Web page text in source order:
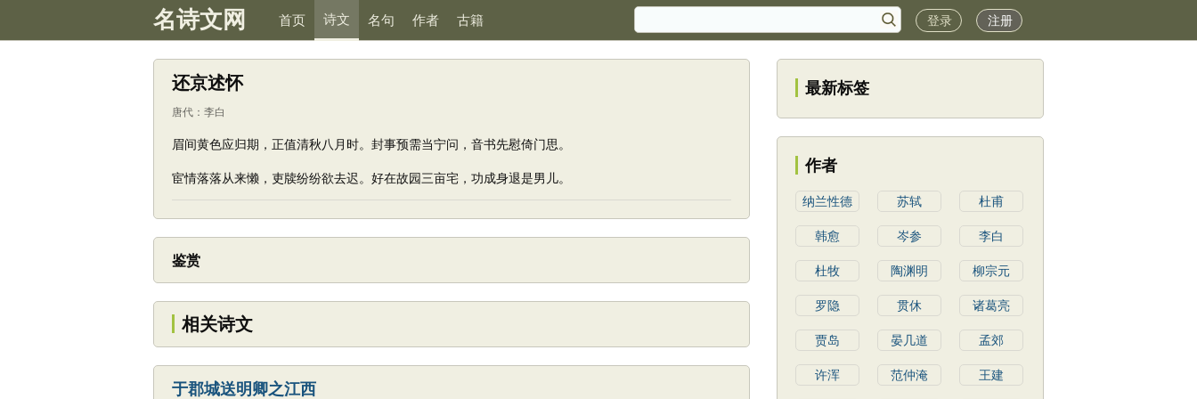
名诗文网 首页 诗文 名句 作者 古籍 登录 注册
还京述怀
唐代 ： 李白
眉间黄色应归期，正值清秋八月时。封事预需当宁问，音书先慰倚门思。
宦情落落从来懒，吏牍纷纷欲去迟。好在故园三亩宅，功成身退是男儿。
鉴赏
相关诗文
于郡城送明卿之江西
最新标签
作者
纳兰性德 苏轼 杜甫
韩愈 岑参 李白
杜牧 陶渊明 柳宗元
罗隐 贯休 诸葛亮
贾岛 晏几道 孟郊
许浑 范仲淹 王建